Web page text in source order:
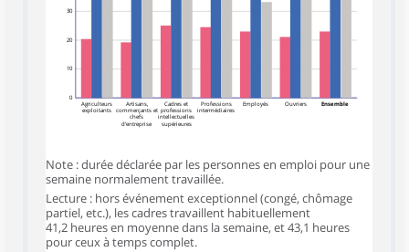
0
10
20
30
Agriculteurs
exploitants
Artisans,
commerçants et
chefs
d’entreprise
Cadres et
professions
intellectuelles
supérieures
Professions
intermédiaires
Employés Ouvriers Ensemble
Note : durée déclarée par les personnes en emploi pour une
semaine normalement travaillée.
Lecture : hors événement exceptionnel (congé, chômage
partiel, etc.), les cadres travaillent habituellement
41,2 heures en moyenne dans la semaine, et 43,1 heures
pour ceux à temps complet.